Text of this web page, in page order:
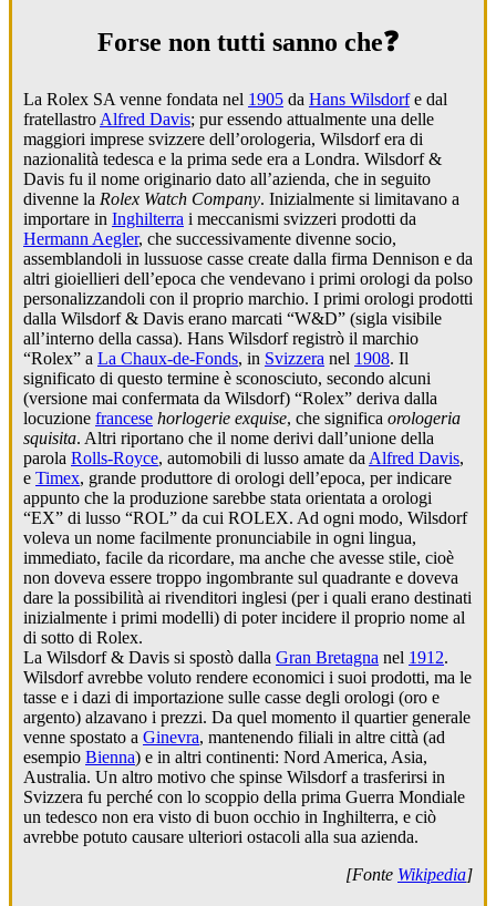
Forse non tutti sanno che❓
La Rolex SA venne fondata nel 1905 da Hans Wilsdorfe dal
fratellastro Alfred Davis; pur essendo attualmente una delle
maggiori imprese svizzere dell’orologeria, Wilsdorf era di
nazionalità tedesca e la prima sede era a Londra. Wilsdorf &
Davis fu il nome originario dato all’azienda, che in seguito
divenne la Rolex Watch Company. Inizialmente si limitavano a
importare in Inghilterra i meccanismi svizzeri prodotti da
Hermann Aegler, che successivamente divenne socio,
assemblandoli in lussuose casse create dalla firma Dennison e da
altri gioiellieri dell’epoca che vendevano i primi orologi da polso
personalizzandoli con il proprio marchio. I primi orologi prodotti
dalla Wilsdorf & Davis erano marcati “W&D” (sigla visibile
all’interno della cassa). Hans Wilsdorf registrò il marchio
“Rolex” a La Chaux-de-Fonds, in Svizzera nel 1908. Il
significato di questo termine è sconosciuto, secondo alcuni
(versione mai confermata da Wilsdorf) “Rolex” deriva dalla
locuzione francese horlogerie exquise, che significa orologeria
squisita. Altri riportano che il nome derivi dall’unione della
parola Rolls-Royce, automobili di lusso amate da Alfred Davis,
e Timex, grande produttore di orologi dell’epoca, per indicare
appunto che la produzione sarebbe stata orientata a orologi
“EX” di lusso “ROL” da cui ROLEX. Ad ogni modo, Wilsdorf
voleva un nome facilmente pronunciabile in ogni lingua,
immediato, facile da ricordare, ma anche che avesse stile, cioè
non doveva essere troppo ingombrante sul quadrante e doveva
dare la possibilità ai rivenditori inglesi (per i quali erano destinati
inizialmente i primi modelli) di poter incidere il proprio nome al
di sotto di Rolex.
La Wilsdorf & Davis si spostò dalla Gran Bretagna nel 1912.
Wilsdorf avrebbe voluto rendere economici i suoi prodotti, ma le
tasse e i dazi di importazione sulle casse degli orologi (oro e
argento) alzavano i prezzi. Da quel momento il quartier generale
venne spostato a Ginevra, mantenendo filiali in altre città (ad
esempio Bienna) e in altri continenti: Nord America, Asia,
Australia. Un altro motivo che spinse Wilsdorf a trasferirsi in
Svizzera fu perché con lo scoppio della prima Guerra Mondiale
un tedesco non era visto di buon occhio in Inghilterra, e ciò
avrebbe potuto causare ulteriori ostacoli alla sua azienda.
[Fonte Wikipedia]